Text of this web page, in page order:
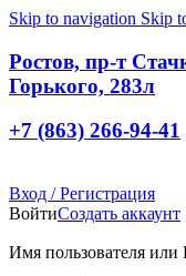
Skip to navigation Skip
Ростов, пр-т
Горького, 283л
+7 (863) 266-94-41
Вход / Регистрация
ВойтиСоздать аккаунт
Имя пользователя или